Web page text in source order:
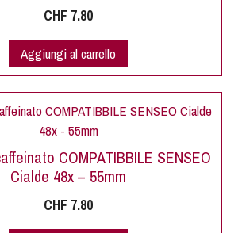
CHF 7.80
Aggiungi al carrello
COMPATIBBILE SENSEO
Cialde 48x – 55mm
CHF 7.80